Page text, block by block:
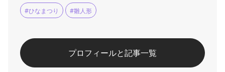
#ひなまつり #雛人形
プロフィールと記事一覧